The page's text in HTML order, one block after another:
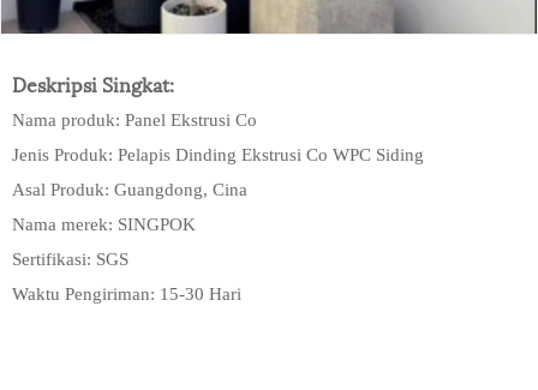
Deskripsi Singkat:
Nama produk: Panel Ekstrusi Co
Jenis Produk: Pelapis Dinding Ekstrusi Co WPC Siding
Asal Produk: Guangdong, Cina
Nama merek: SINGPOK
Sertifikasi: SGS
Waktu Pengiriman: 15-30 Hari